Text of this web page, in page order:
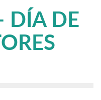
DÍA DE